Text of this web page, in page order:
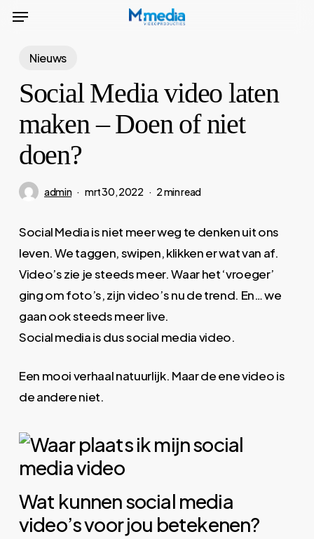
SkipMenu
Nieuws
Social Media video laten
maken – Doen of niet
doen?
admin mrt 30, 2022 2 min read
Social Media is niet meer weg te denken uit ons
leven. We taggen, swipen, klikken er wat van af.
Video’s zie je steeds meer. Waar het ‘vroeger’
ging om foto’s, zijn video’s nu de trend. En… we
gaan ook steeds meer live.
Social media is dus social media video.
Een mooi verhaal natuurlijk. Maar de ene video is
de andere niet.
Wat kunnen social media
video’s voor jou betekenen?